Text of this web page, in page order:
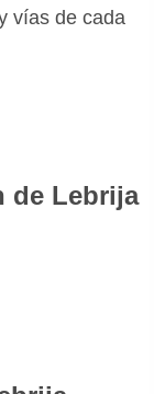
vías de cada
de Lebrija
horarios de